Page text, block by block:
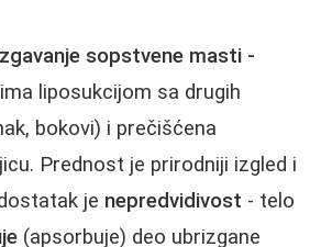
sopstvene masti -
liposukcijom sa drugih
bokovi) i prečišćena
Prednost je prirodniji izgled i
je nepredvidivost - telo
(apsorbuje) deo ubrizgane